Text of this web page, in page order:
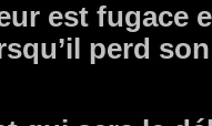
est fugace
perd